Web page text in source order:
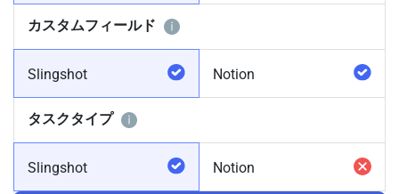
カスタムフィールド
Slingshot Notion
タスクタイプ
Slingshot Notion